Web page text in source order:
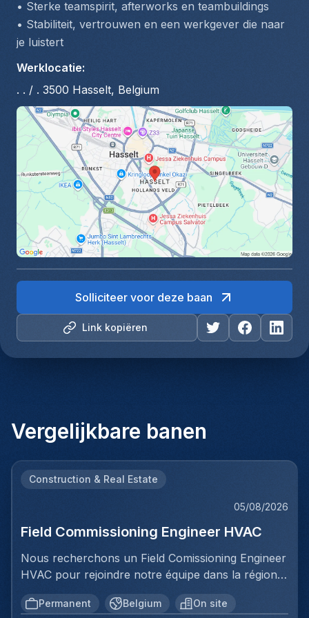
• Sterke teamspirit, afterworks en teambuildings
• Stabiliteit, vertrouwen en een werkgever die naar
je luistert
Werklocatie:
. . / . 3500 Hasselt, Belgium
Link kopiëren
Solliciteer voor deze baan
Vergelijkbare banen
Construction & Real Estate
05/08/2026
Field Commissioning Engineer HVAC
Nous recherchons un Field Comissioning Engineer
HVAC pour rejoindre notre équipe dans la région
de Bruxelles. Dans ce rôle, vous fournirez une
assistance technique sur site lors de la mise en
Permanent Belgium On site